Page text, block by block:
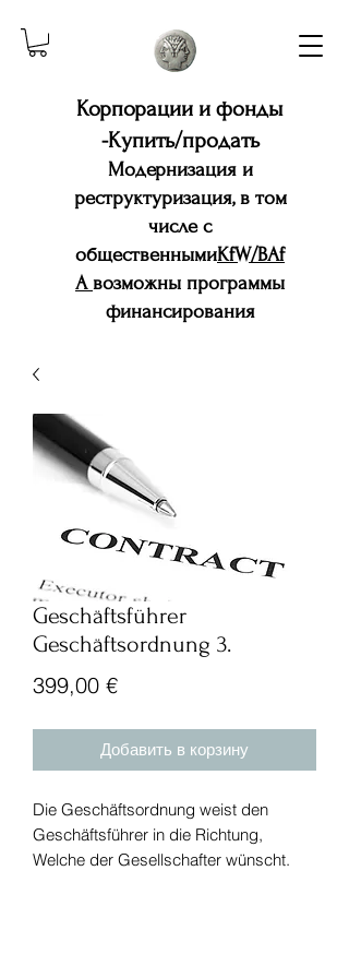
Корпорации и фонды
-Купить/продать
Модернизация и
реструктуризация, в том
числе с
общественнымиKfW/BAf
Aвозможны программы
финансирования
Geschäftsführer
Geschäftsordnung 3.
399,00 €Цена
Добавить в корзину
Die Geschäftsordnung weist den
Geschäftsführer in die Richtung,
Welche der Gesellschafter wünscht.